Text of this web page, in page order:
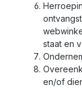
staat en
en/of